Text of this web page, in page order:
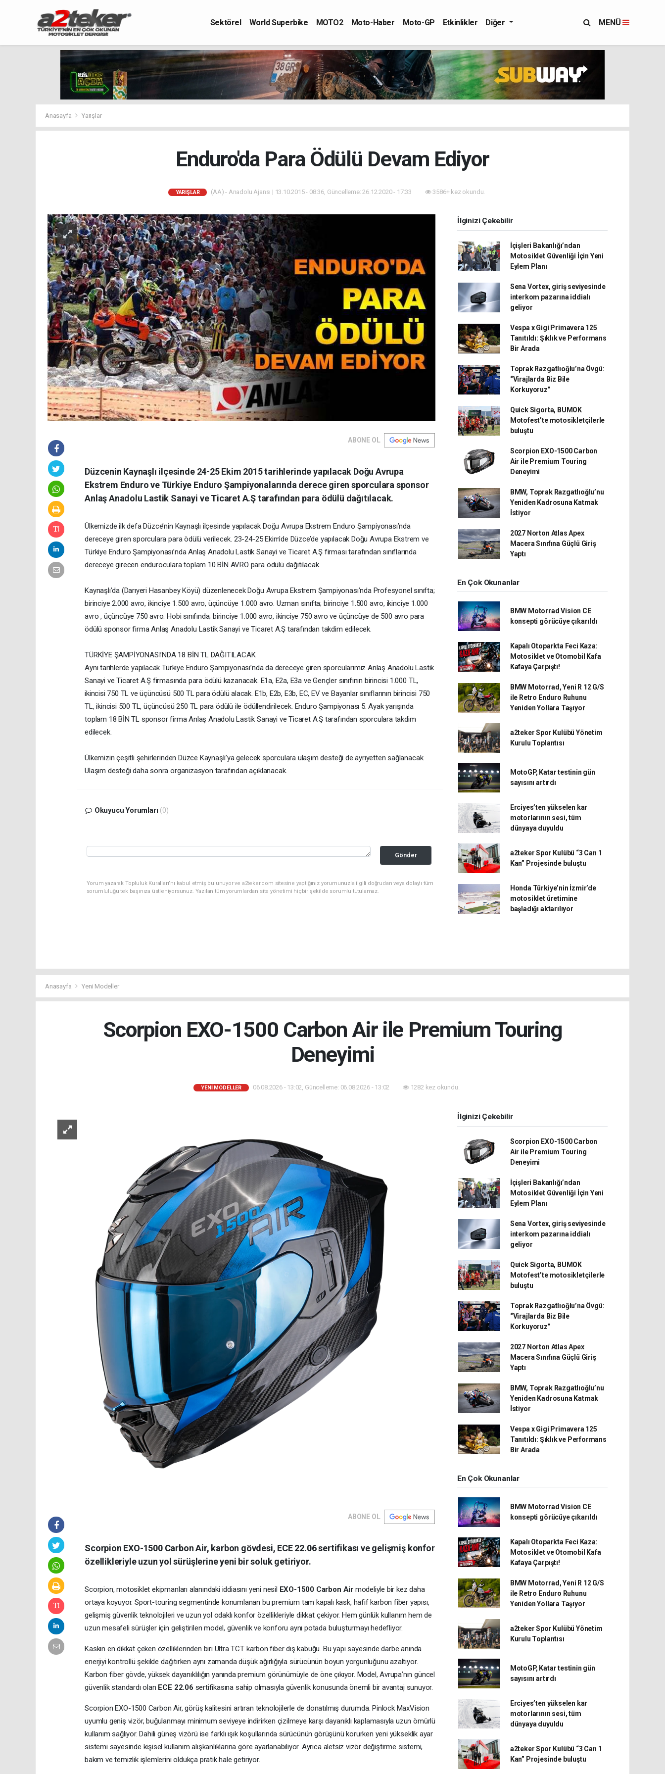
Sektörel World Superbike MOTO2 Moto-Haber Moto-GP Etkinlikler Diğer MENÜ
Anasayfa Yarışlar
Enduro'da Para Ödülü Devam Ediyor
YARIŞLAR (AA) - Anadolu Ajansı | 13.10.2015 - 08:36, Güncelleme: 26.12.2020 - 17:33 3586+ kez okundu.
ABONE OL
Düzcenin Kaynaşlı ilçesinde 24-25 Ekim 2015 tarihlerinde yapılacak Doğu Avrupa
Ekstrem Enduro ve Türkiye Enduro Şampiyonalarında derece giren sporculara sponsor
Anlaş Anadolu Lastik Sanayi ve Ticaret A.Ş tarafından para ödülü dağıtılacak.
Ülkemizde ilk defa Düzce’nin Kaynaşlı ilçesinde yapılacak Doğu Avrupa Ekstrem Enduro Şampiyonası’nda
dereceye giren sporculara para ödülü verilecek. 23-24-25 Ekim'de Düzce’de yapılacak Doğu Avrupa Ekstrem ve
Türkiye Enduro Şampiyonası’nda Anlaş Anadolu Lastik Sanayi ve Ticaret A.Ş firması tarafından sınıflarında
dereceye girecen enduroculara toplam 10 BİN AVRO para ödülü dağıtılacak.
Kaynaşlı’da (Darıyeri Hasanbey Köyü) düzenlenecek Doğu Avrupa Ekstrem Şampiyonası’nda Profesyonel sınıfta;
birinciye 2.000 avro, ikinciye 1.500 avro, üçüncüye 1.000 avro. Uzman sınıfta; birinciye 1.500 avro, ikinciye 1.000
avro , üçüncüye 750 avro. Hobi sınıfında; birinciye 1.000 avro, ikinciye 750 avro ve üçüncüye de 500 avro para
ödülü sponsor firma Anlaş Anadolu Lastik Sanayi ve Ticaret A.Ş tarafından takdim edilecek.
TÜRKİYE ŞAMPİYONASI’NDA 18 BİN TL DAĞITILACAK
Aynı tarihlerde yapılacak Türkiye Enduro Şampiyonası’nda da dereceye giren sporcularımız Anlaş Anadolu Lastik
Sanayi ve Ticaret A.Ş firmasında para ödülü kazanacak. E1a, E2a, E3a ve Gençler sınıfının birincisi 1.000 TL,
ikincisi 750 TL ve üçüncüsü 500 TL para ödülü alacak. E1b, E2b, E3b, EC, EV ve Bayanlar sınıflarının birincisi 750
TL, ikincisi 500 TL, üçüncüsü 250 TL para ödülü ile ödüllendirilecek. Enduro Şampiyonası 5. Ayak yarışında
toplam 18 BİN TL sponsor firma Anlaş Anadolu Lastik Sanayi ve Ticaret A.Ş tarafından sporculara takdim
edilecek.
Ülkemizin çeşitli şehirlerinden Düzce Kaynaşlı’ya gelecek sporculara ulaşım desteği de ayrıyetten sağlanacak.
Ulaşım desteği daha sonra organizasyon tarafından açıklanacak.
Okuyucu Yorumları (0)
Gönder
Yorum yazarak Topluluk Kuralları’nı kabul etmiş bulunuyor ve a2teker.com sitesine yaptığınız yorumunuzla ilgili doğrudan veya dolaylı tüm
sorumluluğu tek başınıza üstleniyorsunuz. Yazılan tüm yorumlardan site yönetimi hiçbir şekilde sorumlu tutulamaz.
İlginizi Çekebilir
İçişleri Bakanlığı’ndan
Motosiklet Güvenliği İçin Yeni
Eylem Planı
Sena Vortex, giriş seviyesinde
interkom pazarına iddialı
geliyor
Vespa x Gigi Primavera 125
Tanıtıldı: Şıklık ve Performans
Bir Arada
Toprak Razgatlıoğlu’na Övgü:
“Virajlarda Biz Bile
Korkuyoruz”
Quick Sigorta, BUMOK
Motofest’te motosikletçilerle
buluştu
Scorpion EXO-1500 Carbon
Air ile Premium Touring
Deneyimi
BMW, Toprak Razgatlıoğlu’nu
Yeniden Kadrosuna Katmak
İstiyor
2027 Norton Atlas Apex
Macera Sınıfına Güçlü Giriş
Yaptı
En Çok Okunanlar
BMW Motorrad Vision CE
konsepti görücüye çıkarıldı
Kapalı Otoparkta Feci Kaza:
Motosiklet ve Otomobil Kafa
Kafaya Çarpıştı!
BMW Motorrad, Yeni R 12 G/S
ile Retro Enduro Ruhunu
Yeniden Yollara Taşıyor
a2teker Spor Kulübü Yönetim
Kurulu Toplantısı
MotoGP, Katar testinin gün
sayısını artırdı
Erciyes’ten yükselen kar
motorlarının sesi, tüm
dünyaya duyuldu
a2teker Spor Kulübü “3 Can 1
Kan” Projesinde buluştu
Honda Türkiye’nin İzmir’de
motosiklet üretimine
başladığı aktarılıyor
Anasayfa Yeni Modeller
Scorpion EXO-1500 Carbon Air ile Premium Touring
Deneyimi
YENI MODELLER 06.08.2026 - 13:02, Güncelleme: 06.08.2026 - 13:02 1282 kez okundu.
ABONE OL
Scorpion EXO-1500 Carbon Air, karbon gövdesi, ECE 22.06 sertifikası ve gelişmiş konfor
özellikleriyle uzun yol sürüşlerine yeni bir soluk getiriyor.
Scorpion, motosiklet ekipmanları alanındaki iddiasını yeni nesil EXO-1500 Carbon Airmodeliyle bir kez daha
ortaya koyuyor. Sport-touring segmentinde konumlanan bu premium tam kapalı kask, hafif karbon fiber yapısı,
gelişmiş güvenlik teknolojileri ve uzun yol odaklı konfor özellikleriyle dikkat çekiyor. Hem günlük kullanım hem de
uzun mesafeli sürüşler için geliştirilen model, güvenlik ve konforu aynı potada buluşturmayı hedefliyor.
Kaskın en dikkat çeken özelliklerinden biri Ultra TCT karbon fiber dış kabuğu. Bu yapı sayesinde darbe anında
enerjiyi kontrollü şekilde dağıtırken aynı zamanda düşük ağırlığıyla sürücünün boyun yorgunluğunu azaltıyor.
Karbon fiber gövde, yüksek dayanıklılığın yanında premium görünümüyle de öne çıkıyor. Model, Avrupa’nın güncel
güvenlik standardı olan ECE 22.06 sertifikasına sahip olmasıyla güvenlik konusunda önemli bir avantaj sunuyor.
Scorpion EXO-1500 Carbon Air, görüş kalitesini artıran teknolojilerle de donatılmış durumda. Pinlock MaxVision
uyumlu geniş vizör, buğulanmayı minimum seviyeye indirirken çizilmeye karşı dayanıklı kaplamasıyla uzun ömürlü
kullanım sağlıyor. Dahili güneş vizörü ise farklı ışık koşullarında sürücünün görüşünü korurken yeni yükseklik ayar
sistemi sayesinde kişisel kullanım alışkanlıklarına göre ayarlanabiliyor. Ayrıca aletsiz vizör değiştirme sistemi,
bakım ve temizlik işlemlerini oldukça pratik hale getiriyor.
İlginizi Çekebilir
Scorpion EXO-1500 Carbon
Air ile Premium Touring
Deneyimi
İçişleri Bakanlığı’ndan
Motosiklet Güvenliği İçin Yeni
Eylem Planı
Sena Vortex, giriş seviyesinde
interkom pazarına iddialı
geliyor
Quick Sigorta, BUMOK
Motofest’te motosikletçilerle
buluştu
Toprak Razgatlıoğlu’na Övgü:
“Virajlarda Biz Bile
Korkuyoruz”
2027 Norton Atlas Apex
Macera Sınıfına Güçlü Giriş
Yaptı
BMW, Toprak Razgatlıoğlu’nu
Yeniden Kadrosuna Katmak
İstiyor
Vespa x Gigi Primavera 125
Tanıtıldı: Şıklık ve Performans
Bir Arada
En Çok Okunanlar
BMW Motorrad Vision CE
konsepti görücüye çıkarıldı
Kapalı Otoparkta Feci Kaza:
Motosiklet ve Otomobil Kafa
Kafaya Çarpıştı!
BMW Motorrad, Yeni R 12 G/S
ile Retro Enduro Ruhunu
Yeniden Yollara Taşıyor
a2teker Spor Kulübü Yönetim
Kurulu Toplantısı
MotoGP, Katar testinin gün
sayısını artırdı
Erciyes’ten yükselen kar
motorlarının sesi, tüm
dünyaya duyuldu
a2teker Spor Kulübü “3 Can 1
Kan” Projesinde buluştu